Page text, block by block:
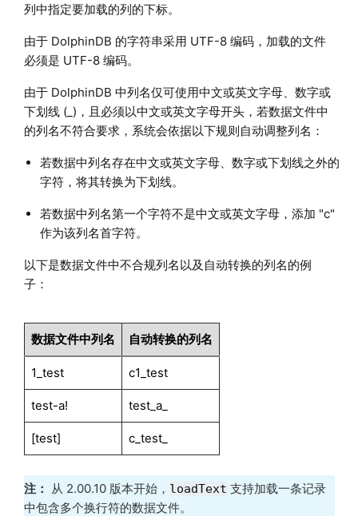
列中指定要加载的列的下标。
由于 DolphinDB 的字符串采用 UTF-8 编码，加载的文件
必须是 UTF-8 编码。
由于 DolphinDB 中列名仅可使用中文或英文字母、数字或
下划线 (_)，且必须以中文或英文字母开头，若数据文件中
的列名不符合要求，系统会依据以下规则自动调整列名：
若数据中列名存在中文或英文字母、数字或下划线之外的
字符，将其转换为下划线。
若数据中列名第一个字符不是中文或英文字母，添加 "c"
作为该列名首字符。
以下是数据文件中不合规列名以及自动转换的列名的例
子：
数据文件中列名 自动转换的列名
1_test c1_test
test-a! test_a_
[test] c_test_
注： 从 2.00.10 版本开始， loadText 支持加载一条记录
中包含多个换行符的数据文件。